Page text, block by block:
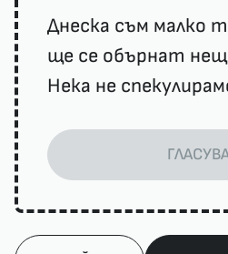
Днеска съм малко
ще се обърнат
Нека не